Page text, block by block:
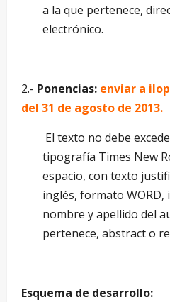
a la que pertenece,
electrónico.
2.- Ponencias: enviar a
del 31 de agosto de 2013.
El texto no debe
tipografía Times New
espacio, con texto
inglés, formato
nombre y apellido del
pertenece, abstract o
Esquema de desarrollo: